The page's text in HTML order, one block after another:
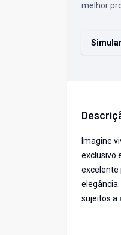
melhor
Simular
Imagine
exclusivo
excelente
sujeitos a